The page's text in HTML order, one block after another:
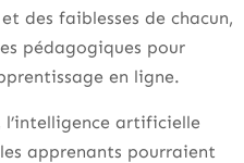
des faiblesses de chacun,
pédagogiques pour
en ligne.
l’intelligence artificielle
apprenants pourraient